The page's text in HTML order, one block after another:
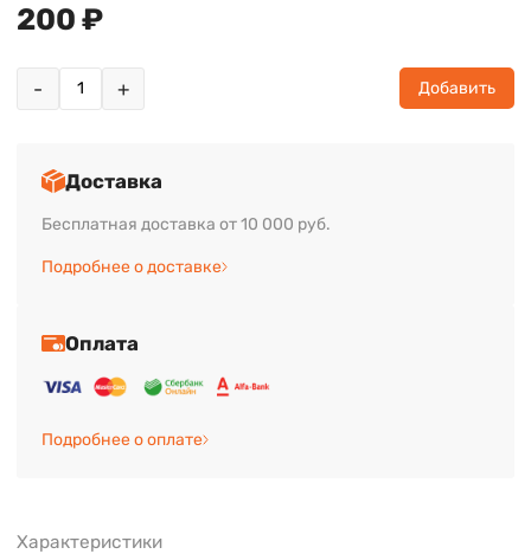
200 ₽
- + Добавить
Доставка
Бесплатная доставка от 10 000 руб.
Подробнее о доставке
Оплата
Подробнее о оплате
Характеристики